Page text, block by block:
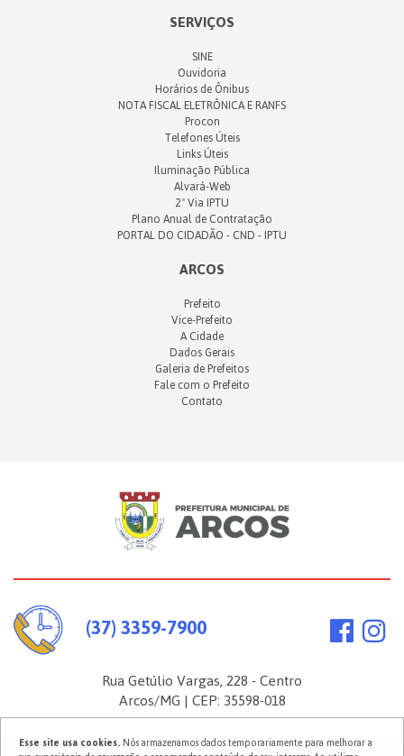
(37) 3359-7900
Rua Getúlio Vargas, 228 - Centro
Arcos/MG | CEP: 35598-018
SERVIÇOS
SINE
Ouvidoria
Horários de Ônibus
NOTA FISCAL ELETRÔNICA E RANFS
Procon
Telefones Úteis
Links Úteis
Iluminação Pública
Alvará-Web
2ª Via IPTU
Plano Anual de Contratação
PORTAL DO CIDADÃO - CND - IPTU
ARCOS
Prefeito
Vice-Prefeito
A Cidade
Dados Gerais
Galeria de Prefeitos
Fale com o Prefeito
Contato
Esse site usa cookies.Nós armazenamos dados temporariamente para melhorar a